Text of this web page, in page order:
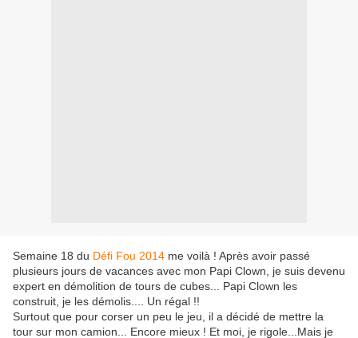
Semaine 18 du Défi Fou 2014 me voilà ! Après avoir passé
plusieurs jours de vacances avec mon Papi Clown, je suis devenu
expert en démolition de tours de cubes... Papi Clown les
construit, je les démolis.... Un régal !!
Surtout que pour corser un peu le jeu, il a décidé de mettre la
tour sur mon camion... Encore mieux ! Et moi, je rigole...Mais je